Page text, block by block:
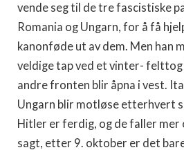
vende seg til de tre fascistiske
Romania og Ungarn, for å få
kanonfø­de ut av dem. Men han
veldige tap ved et vinter- felttog
andre fronten blir åpna i vest.
Ungarn blir motløse etterhvert
Hitler er fer­dig, og de faller
sagt, etter 9. oktober er det